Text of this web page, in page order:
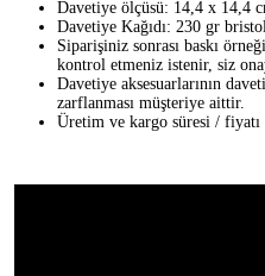
Davetiye ölçüsü: 14,4 x 14,4
Davetiye Kağıdı: 230 gr
Siparişiniz sonrası baskı
kontrol etmeniz istenir, siz
Davetiye aksesuarlarının
zarflanması müşteriye aittir.
Üretim ve kargo süresi /